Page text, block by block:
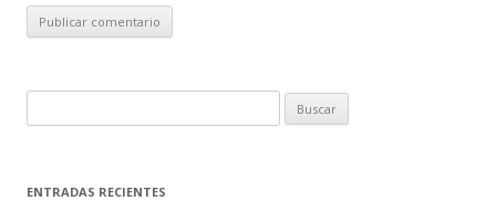
u
c
ENTRADAS RECIENTES